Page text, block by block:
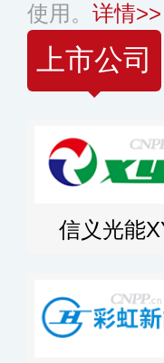
使用。 详情>>
上市公司
信义光能